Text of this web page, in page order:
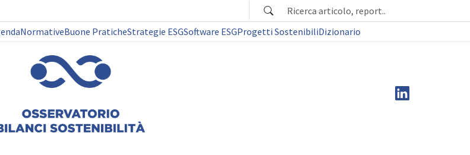
NormativeBuone PraticheStrategie ESGSoftware ESGProgetti SostenibiliDizionario